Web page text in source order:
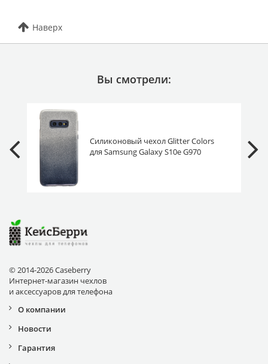
Наверх
Вы смотрели:
Силиконовый чехол Glitter Colors
для Samsung Galaxy S10e G970
© 2014-2026 Caseberry
Интернет-магазин чехлов
и аксессуаров для телефона
О компании
Новости
Гарантия